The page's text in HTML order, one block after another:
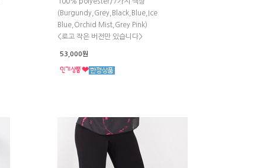
(Burgundy,Grey,Black,Blue,Ice
Blue,Orchid Mist,Grey Pink)
<로고 작은 버전만 있습니다>
53,000원